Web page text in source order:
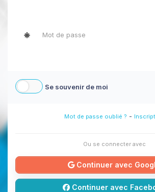
Se souvenir de moi
Mot de passe oublié ? -
Ou se connecter avec
Continuer avec
Continuer avec